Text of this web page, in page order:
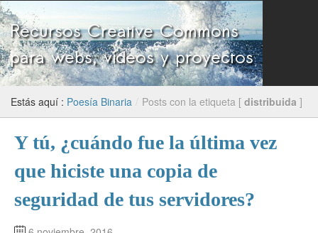
Estás aquí : Poesía Binaria / Posts con la etiqueta [ distribuida ]
Y tú, ¿cuándo fue la última vez
que hiciste una copia de
seguridad de tus servidores?